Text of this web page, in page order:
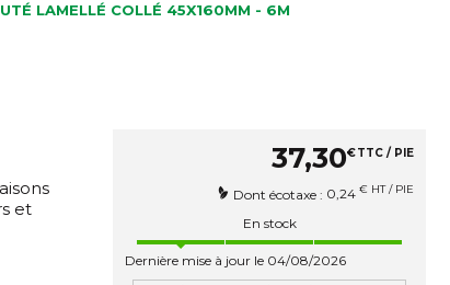
LAMELLÉ COLLÉ 45X160MM - 6M
et
37,30€TTC / PIE
Dont écotaxe : 0,24 € HT / PIE
En stock
Dernière mise à jour le 04/08/2026